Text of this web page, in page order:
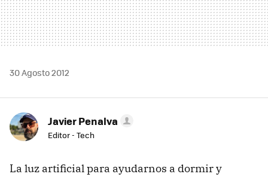
30 Agosto 2012
Javier Penalva
Editor - Tech
La luz artificial para ayudarnos a dormir y